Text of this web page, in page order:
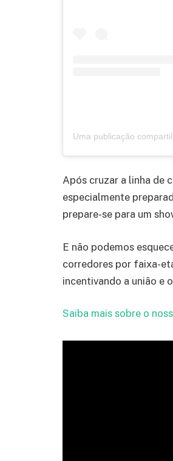
Após cruzar a linha de
especialmente
prepare-se para um
E não podemos
corredores por faixa-
incentivando a união e
Saiba mais sobre o